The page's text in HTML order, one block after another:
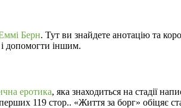
Берн. Тут ви знайдете анотацію та
допомогти іншим.
еротика, яка знаходиться на стадії
119 стор.. «Життя за борг» обіцяє